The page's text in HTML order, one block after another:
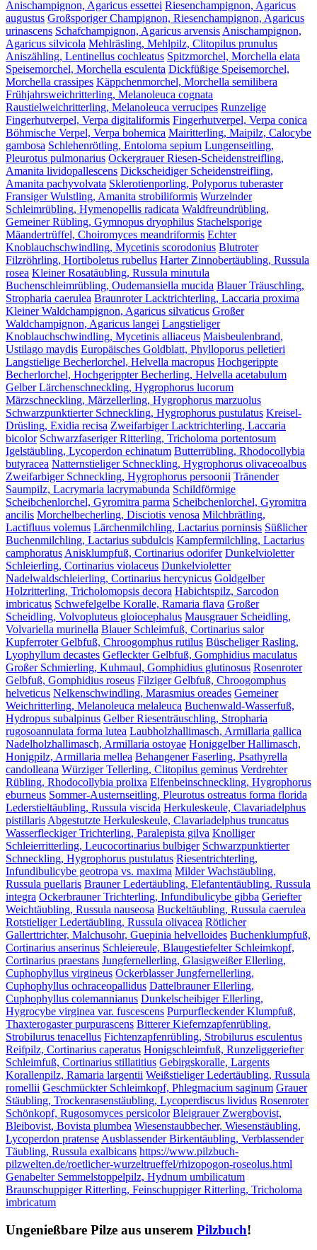
Anischampignon, Agaricus essettei Riesenchampignon, Agaricus
augustus Großsporiger Champignon, Riesenchampignon, Agaricus
urinascens Schafchampignon, Agaricus arvensisAnischampignon,
Agaricus silvicola Mehlräsling, Mehlpilz, Clitopilus prunulus
Aniszähling, Lentinellus cochleatus Spitzmorchel, Morchella elata
Speisemorchel, Morchella esculenta Dickfüßige Speisemorchel,
Morchella crassipes Käppchenmorchel, Morchella semilibera
Frühjahrsweichritterling, Melanoleuca cognata
Raustielweichritterling, Melanoleuca verrucipes Runzelige
Fingerhutverpel, Verpa digitaliformis Fingerhutverpel, Verpa conica
Böhmische Verpel, Verpa bohemica Mairitterling, Maipilz, Calocybe
gambosa Schlehenrötling, Entoloma sepium Lungenseitling,
Pleurotus pulmonarius Ockergrauer Riesen-Scheidenstreifling,
Amanita lividopallescens Dickscheidiger Scheidenstreifling,
Amanita pachyvolvata Sklerotienporling, Polyporus tuberaster
Fransiger Wulstling, Amanita strobiliformis Wurzelnder
Schleimrübling, Hymenopellis radicata Waldfreundrübling,
Gemeiner Rübling, Gymnopus dryophilus Stachelsporige
Mäandertrüffel, Choiromyces meandriformis Echter
Knoblauchschwindling, Mycetinis scorodonius Blutroter
Filzröhrling, Hortiboletus rubellus Harter Zinnobertäubling, Russula
rosea Kleiner Rosatäubling, Russula minutula
Buchenschleimrübling, Oudemansiella mucida Blauer Träuschling,
Stropharia caerulea Braunroter Lacktrichterling, Laccaria proxima
Kleiner Waldchampignon, Agaricus silvaticus Großer
Waldchampignon, Agaricus langei Langstieliger
Knoblauchschwindling, Mycetinis alliaceus Maisbeulenbrand,
Ustilago maydis Europäisches Goldblatt, Phylloporus pelletieri
Langstielige Becherlorchel, Helvella macropus Hochgerippte
Becherlorchel, Hochgerippter Becherling, Helvella acetabulum
Gelber Lärchenschneckling, Hygrophorus lucorum
Märzschneckling, Märzellerling, Hygrophorus marzuolus
Schwarzpunktierter Schneckling, Hygrophorus pustulatus Kreisel-
Drüsling, Exidia recisa Zweifarbiger Lacktrichterling, Laccaria
bicolor Schwarzfaseriger Ritterling, Tricholoma portentosum
Igelstäubling, Lycoperdon echinatum Butterrübling, Rhodocollybia
butyracea Natternstieliger Schneckling, Hygrophorus olivaceoalbus
Zweifarbiger Schneckling, Hygrophorus persoonii Tränender
Saumpilz, Lacrymaria lacrymabunda Schildförmige
Scheibchenlorchel, Gyromitra parma Scheibchenlorchel, Gyromitra
ancilis Morchelbecherling, Disciotis venosa Milchbrätling,
Lactifluus volemus Lärchenmilchling, Lactarius porninsis Süßlicher
Buchenmilchling, Lactarius subdulcis Kampfermilchling, Lactarius
camphoratusAnisklumpfuß, Cortinarius odorifer Dunkelvioletter
Schleierling, Cortinarius violaceus Dunkelvioletter
Nadelwaldschleierling, Cortinarius hercynicus Goldgelber
Holzritterling, Tricholomopsis decora Habichtspilz, Sarcodon
imbricatus Schwefelgelbe Koralle, Ramaria flava Großer
Scheidling, Volvopluteus gloiocephalus Mausgrauer Scheidling,
Volvariella murinella Blauer Schleimfuß, Cortinarius salor
Kupferroter Gelbfuß, Chroogomphus rutilus Büscheliger Rasling,
Lyophyllum decastes Gefleckter Gelbfuß, Gomphidius maculatus
Großer Schmierling, Kuhmaul, Gomphidius glutinosus Rosenroter
Gelbfuß, Gomphidius roseus Filziger Gelbfuß, Chroogomphus
helveticus Nelkenschwindling, Marasmius oreades Gemeiner
Weichritterling, Melanoleuca melaleuca Buchenwald-Wasserfuß,
Hydropus subalpinus Gelber Riesenträuschling, Stropharia
rugosoannulata forma lutea Laubholzhallimasch, Armillaria gallica
Nadelholzhallimasch, Armillaria ostoyae Honiggelber Hallimasch,
Honigpilz, Armillaria mellea Behangener Faserling, Psathyrella
candolleana Würziger Tellerling, Clitopilus geminus Verdrehter
Rübling, Rhodocollybia prolixa Elfenbeinschneckling, Hygrophorus
eburneus Sommer-Austernseitling, Pleurotus ostreatus forma florida
Lederstieltäubling, Russula viscida Herkuleskeule, Clavariadelphus
pistillarisAbgestutzte Herkuleskeule, Clavariadelphus truncatus
Wasserfleckiger Trichterling, Paralepista gilva Knolliger
Schleierritterling, Leucocortinarius bulbiger Schwarzpunktierter
Schneckling, Hygrophorus pustulatus Riesentrichterling,
Infundibulicybe geotropa vs. maxima Milder Wachstäubling,
Russula puellaris Brauner Ledertäubling, Elefantentäubling, Russula
integra Ockerbrauner Trichterling, Infundibulicybe gibba Geriefter
Weichtäubling, Russula nauseosa Buckeltäubling, Russula caerulea
Rotstieliger Ledertäubling, Russula olivacea Rötlicher
Gallerttrichter, Malchusohr, Guepinia helvelloides Buchenklumpfuß,
Cortinarius anserinus Schleiereule, Blaugestiefelter Schleimkopf,
Cortinarius praestans Jungfernellerling, Glasigweißer Ellerling,
Cuphophyllus virgineus Ockerblasser Jungfernellerling,
Cuphophyllus ochraceopallidus Dattelbrauner Ellerling,
Cuphophyllus colemannianus Dunkelscheibiger Ellerling,
Hygrocybe virginea var. fuscescens Purpurfleckender Klumpfuß,
Thaxterogaster purpurascens Bitterer Kiefernzapfenrübling,
Strobilurus tenacellus Fichtenzapfenrübling, Strobilurus esculentus
Reifpilz, Cortinarius caperatus Honigschleimfuß, Runzeliggeriefter
Schleimfuß, Cortinarius stillatitius Gebirgskoralle, Largents
Korallenpilz, Ramaria largentii Weißstieliger Ledertäubling, Russula
romellii Geschmückter Schleimkopf, Phlegmacium saginum Grauer
Stäubling, Trockenrasenstäubling, Lycoperdiscus lividus Rosenroter
Schönkopf, Rugosomyces persicolor Bleigrauer Zwergbovist,
Bleibovist, Bovista plumbea Wiesenstaubbecher, Wiesenstäubling,
Lycoperdon pratenseAusblassender Birkentäubling, Verblassender
Täubling, Russula exalbicans https://www.pilzbuch-
pilzwelten.de/roetlicher-wurzeltrueffel/rhizopogon-roseolus.html
Genabelter Semmelstoppelpilz, Hydnum umbilicatum
Braunschuppiger Ritterling, Feinschuppiger Ritterling, Tricholoma
imbricatum
Ungenießbare Pilze aus unserem Pilzbuch!